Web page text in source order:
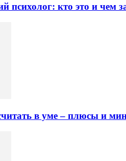
психолог: кто это и чем
в уме – плюсы и